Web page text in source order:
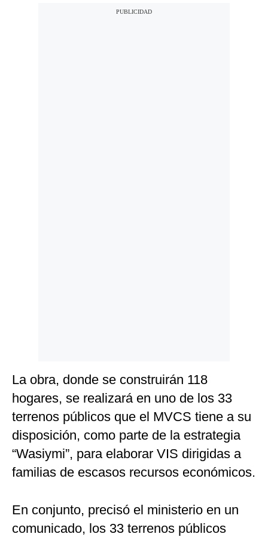
La obra, donde se construirán 118
hogares, se realizará en uno de los 33
terrenos públicos que el MVCS tiene a su
disposición, como parte de la estrategia
“Wasiymi”, para elaborar VIS dirigidas a
familias de escasos recursos económicos.
En conjunto, precisó el ministerio en un
comunicado, los 33 terrenos públicos